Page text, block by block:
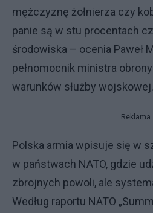
mężczyznę żołnierza czy
panie są w stu procentach
środowiska – ocenia Paweł
pełnomocnik ministra
warunków służby wojskowej.
Reklama
Polska armia wpisuje się w
w państwach NATO, gdzie
zbrojnych powoli, ale
Według raportu NATO